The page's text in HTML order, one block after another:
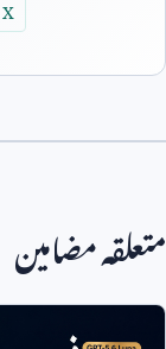
متعلقہ مضامین